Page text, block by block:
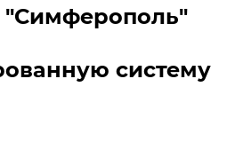
"Симферополь"
систему